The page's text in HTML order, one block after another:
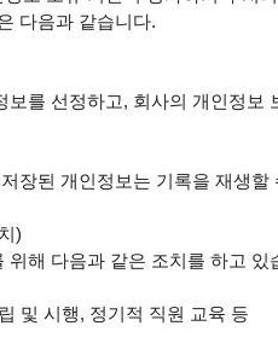
다음과 같습니다.
보를 선정하고, 회사의 개인정
장된 개인정보는 기록을 재생
)
위해 다음과 같은 조치를 하고 있
및 시행, 정기적 직원 교육 등